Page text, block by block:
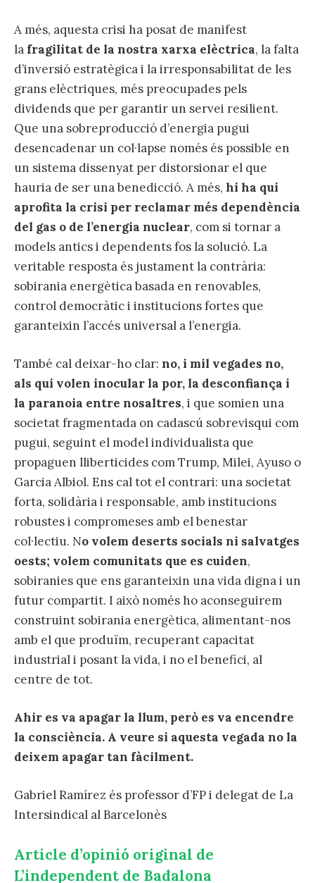
A més, aquesta crisi ha posat de manifest
la fragilitat de la nostra xarxa elèctrica, la falta
d’inversió estratègica i la irresponsabilitat de les
grans elèctriques, més preocupades pels
dividends que per garantir un servei resilient.
Que una sobreproducció d’energia pugui
desencadenar un col·lapse només és possible en
un sistema dissenyat per distorsionar el que
hauria de ser una benedicció. A més, hi ha qui
aprofita la crisi per reclamar més dependència
del gas o de l’energia nuclear, com si tornar a
models antics i dependents fos la solució. La
veritable resposta és justament la contrària:
sobirania energètica basada en renovables,
control democràtic i institucions fortes que
garanteixin l’accés universal a l’energia.
També cal deixar-ho clar: no, i mil vegades no,
als qui volen inocular la por, la desconfiança i
la paranoia entre nosaltres, i que somien una
societat fragmentada on cadascú sobrevisqui com
pugui, seguint el model individualista que
propaguen lliberticides com Trump, Milei, Ayuso o
Garcia Albiol. Ens cal tot el contrari: una societat
forta, solidària i responsable, amb institucions
robustes i compromeses amb el benestar
col·lectiu. No volem deserts socials ni salvatges
oests; volem comunitats que es cuiden,
sobiranies que ens garanteixin una vida digna i un
futur compartit. I això només ho aconseguirem
construint sobirania energètica, alimentant-nos
amb el que produïm, recuperant capacitat
industrial i posant la vida, i no el benefici, al
centre de tot.
Ahir es va apagar la llum, però es va encendre
la consciència. A veure si aquesta vegada no la
deixem apagar tan fàcilment.
Gabriel Ramírez és professor d’FP i delegat de La
Intersindical al Barcelonès
Article d’opinió original de
L’independent de Badalona